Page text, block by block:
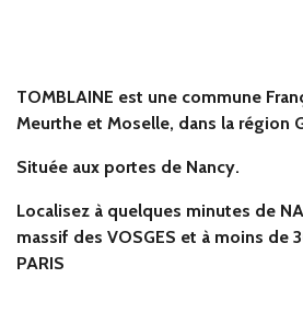
TOMBLAINE est une commune
Meurthe et Moselle, dans la région
Située aux portes de Nancy.
Localisez à quelques minutes de
massif des VOSGES et à moins de
PARIS